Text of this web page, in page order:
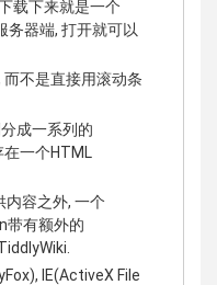
载下来就是一个
器端, 打开就可以
不是直接用滚动条
成一系列的
一个HTML
容之外, 一个
带有额外的
IE(ActiveX File